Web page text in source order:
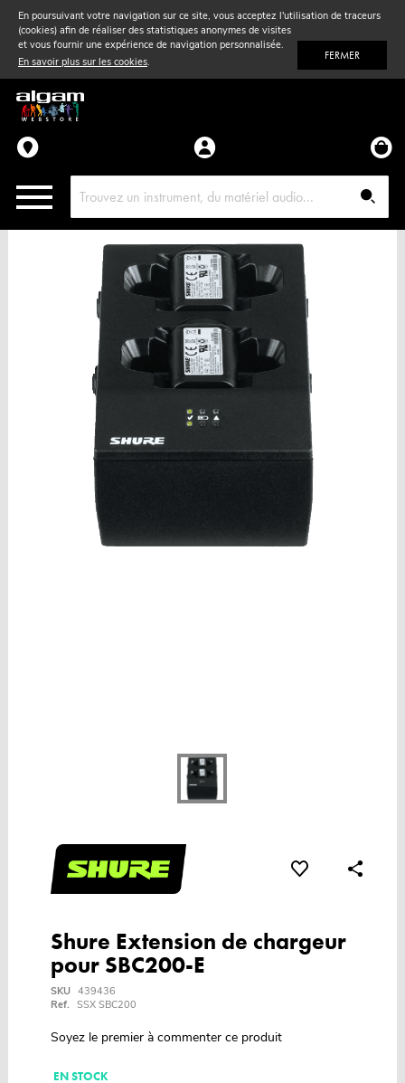
En poursuivant votre navigation sur ce site, vous acceptez l'utilisation de traceurs
(cookies) afin de réaliser des statistiques anonymes de visites
et vous fournir une expérience de navigation personnalisée.
En savoir plus sur les cookies. FERMER
Vent& Violon
Accessoires
Pièces détachées
Shure Extension de chargeur
pour SBC200-E
SKU 439436
Ref. SSX SBC200
Soyez le premier à commenter ce produit
EN STOCK